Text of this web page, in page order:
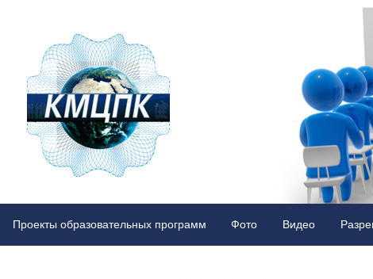
межрегиональный
центр
Проекты образовательных программ Фото Видео